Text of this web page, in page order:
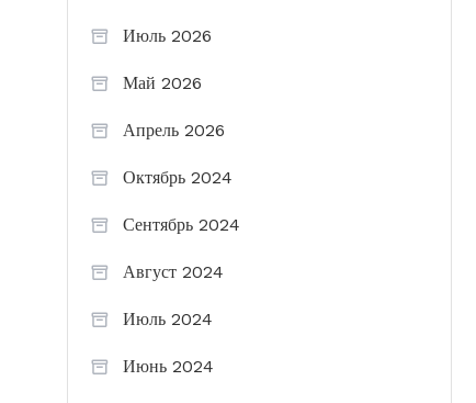
Июль 2026
Май 2026
Апрель 2026
Октябрь 2024
Сентябрь 2024
Август 2024
Июль 2024
Июнь 2024